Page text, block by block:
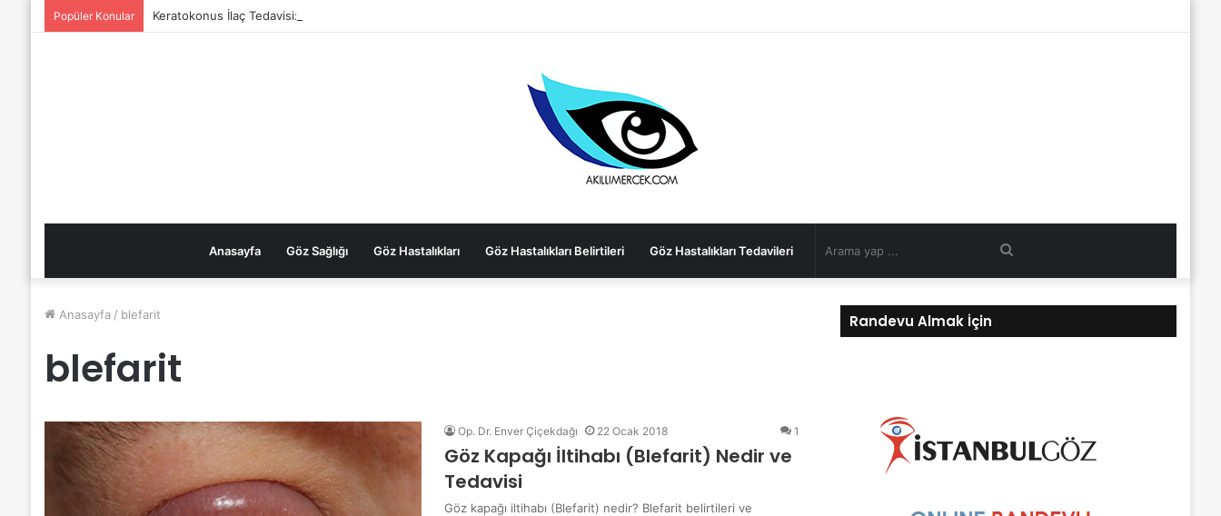
Popüler Konular Keratokonus İlaç Tedavisi: CCL (Corneal Cross-Linking)
Anasayfa Göz Sağlığı Göz Hastalıkları Göz Hastalıkları Belirtileri Göz Hastalıkları Tedavileri Arama
yap
Anasayfa / blefarit
blefarit
Op. Dr. Enver Çiçekdağı 22 Ocak 2018 1
Göz Kapağı İltihabı (Blefarit) Nedir ve
Tedavisi
Göz kapağı iltihabı (Blefarit) nedir? Blefarit belirtileri ve
Randevu Almak İçin